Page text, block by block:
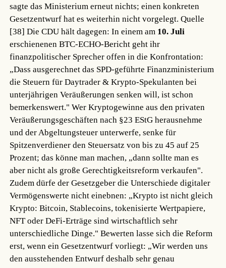
sagte das Ministerium erneut nichts; einen konkreten
Gesetzentwurf hat es weiterhin nicht vorgelegt.Quelle
[38] Die CDU hält dagegen: In einem am 10. Juli
erschienenen BTC-ECHO-Bericht geht ihr
finanzpolitischer Sprecher offen in die Konfrontation:
„Dass ausgerechnet das SPD-geführte Finanzministerium
die Steuern für Daytrader & Krypto-Spekulanten bei
unterjährigen Veräußerungen senken will, ist schon
bemerkenswert." Wer Kryptogewinne aus den privaten
Veräußerungsgeschäften nach §23 EStG herausnehme
und der Abgeltungsteuer unterwerfe, senke für
Spitzenverdiener den Steuersatz von bis zu 45 auf 25
Prozent; das könne man machen, „dann sollte man es
aber nicht als große Gerechtigkeitsreform verkaufen".
Zudem dürfe der Gesetzgeber die Unterschiede digitaler
Vermögenswerte nicht einebnen: „Krypto ist nicht gleich
Krypto: Bitcoin, Stablecoins, tokenisierte Wertpapiere,
NFT oder DeFi-Erträge sind wirtschaftlich sehr
unterschiedliche Dinge." Bewerten lasse sich die Reform
erst, wenn ein Gesetzentwurf vorliegt: „Wir werden uns
den ausstehenden Entwurf deshalb sehr genau